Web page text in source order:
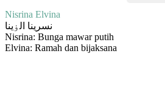
Nisrina Elvina
نسرينا الۏينا
Nisrina: Bunga mawar putih
Elvina: Ramah dan bijaksana